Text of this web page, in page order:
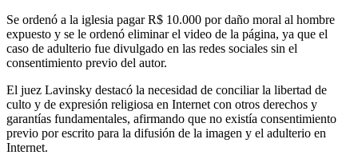
Se ordenó a la iglesia pagar R$ 10.000 por daño moral al hombre
expuesto y se le ordenó eliminar el video de la página, ya que el
caso de adulterio fue divulgado en las redes sociales sin el
consentimiento previo del autor.
El juez Lavinsky destacó la necesidad de conciliar la libertad de
culto y de expresión religiosa en Internet con otros derechos y
garantías fundamentales, afirmando que no existía consentimiento
previo por escrito para la difusión de la imagen y el adulterio en
Internet.